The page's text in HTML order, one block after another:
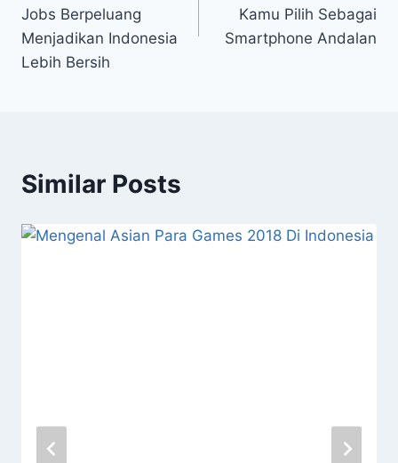
Jobs Berpeluang
Menjadikan Indonesia
Lebih Bersih
Kamu Pilih Sebagai
Smartphone Andalan
Similar Posts